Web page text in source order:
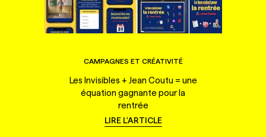
CAMPAGNES ET CRÉATIVITÉ
Les Invisibles + Jean Coutu = une
équation gagnante pour la
rentrée
LIRE L'ARTICLE